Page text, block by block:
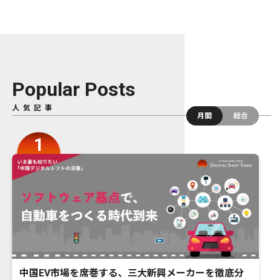
Popular Posts
人気記事
月間
総合
中国EV市場を席巻する、三大新興メーカーを徹底分